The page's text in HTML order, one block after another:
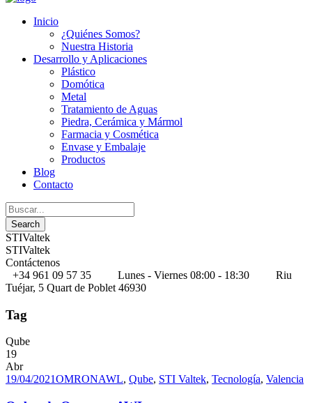
Inicio
¿Quiénes Somos?
Nuestra Historia
Desarrollo y Aplicaciones
Plástico
Domótica
Metal
Tratamiento de Aguas
Piedra, Cerámica y Mármol
Farmacia y Cosmética
Envase y Embalaje
Productos
Blog
Contacto
STIValtek
STIValtek
Contáctenos
+34 961 09 57 35
Lunes - Viernes 08:00 - 18:30
Riu
Tuéjar, 5 Quart de Poblet 46930
Tag
Qube
19
Abr
19/04/2021OMRONAWL, Qube, STI Valtek, Tecnología, Valencia